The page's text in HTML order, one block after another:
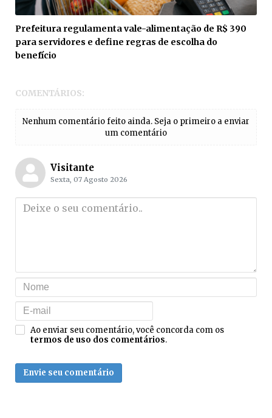
Prefeitura regulamenta vale-alimentação de R$ 390
para servidores e define regras de escolha do
benefício
COMENTÁRIOS:
Nenhum comentário feito ainda. Seja o primeiro a enviar
um comentário
Visitante
Sexta, 07 Agosto 2026
Ao enviar seu comentário, você concorda com os
termos de uso dos comentários.
Envie seu comentário